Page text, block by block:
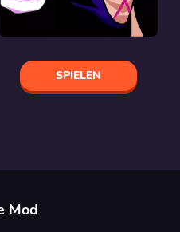
SPIELEN
Mod